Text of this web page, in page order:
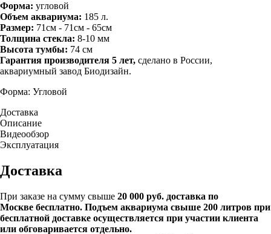
Форма: угловой
Объем аквариума: 185 л.
Размер: 71см - 71см - 65см
Толщина стекла: 8-10 мм
Высота тумбы: 74 см
Гарантия производителя 5 лет, сделано в России,
аквариумный завод Биодизайн.
Форма: Угловой
Доставка
Описание
Видеообзор
Эксплуатация
Доставка
При заказе на сумму свыше 20 000 руб. доставка по
Москве бесплатно. Подъем аквариума свыше 200 литров при
бесплатной доставке осуществляется при участии клиента
или обговаривается отдельно.